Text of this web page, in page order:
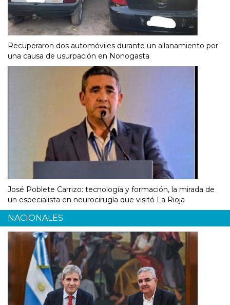
Recuperaron dos automóviles durante un allanamiento por
una causa de usurpación en Nonogasta
José Poblete Carrizo: tecnología y formación, la mirada de
un especialista en neurocirugía que visitó La Rioja
NACIONALES